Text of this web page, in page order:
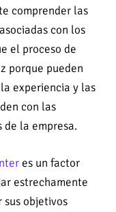
comprender las
con los
el proceso de
porque pueden
experiencia y las
con las
de la empresa.
es un factor
estrechamente
sus objetivos